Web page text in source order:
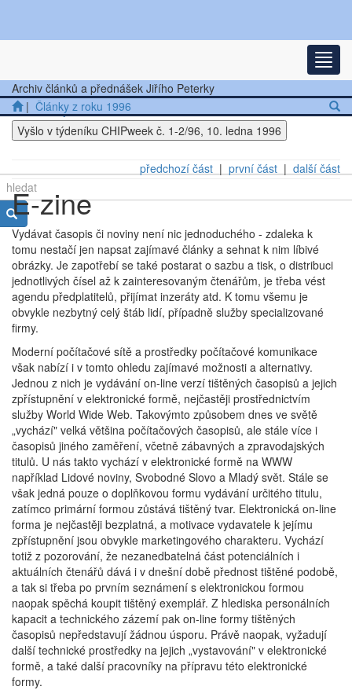
Nejnovější články
Další články
Přednášky
Ostatní
Archiv článků a přednášek Jiřího Peterky
| Články z roku 1996
Vyšlo v týdeníku CHIPweek č. 1-2/96, 10. ledna 1996
předchozí část | první část | další část
E-zine
Vydávat časopis či noviny není nic jednoduchého - zdaleka k
tomu nestačí jen napsat zajímavé články a sehnat k nim líbivé
obrázky. Je zapotřebí se také postarat o sazbu a tisk, o distribuci
jednotlivých čísel až k zainteresovaným čtenářům, je třeba vést
agendu předplatitelů, přijímat inzeráty atd. K tomu všemu je
obvykle nezbytný celý štáb lidí, případně služby specializované
firmy.
Moderní počítačové sítě a prostředky počítačové komunikace
však nabízí i v tomto ohledu zajímavé možnosti a alternativy.
Jednou z nich je vydávání on-line verzí tištěných časopisů a jejich
zpřístupnění v elektronické formě, nejčastěji prostřednictvím
služby World Wide Web. Takovýmto způsobem dnes ve světě
„vychází" velká většina počítačových časopisů, ale stále více i
časopisů jiného zaměření, včetně zábavných a zpravodajských
titulů. U nás takto vychází v elektronické formě na WWW
například Lidové noviny, Svobodné Slovo a Mladý svět. Stále se
však jedná pouze o doplňkovou formu vydávání určitého titulu,
zatímco primární formou zůstává tištěný tvar. Elektronická on-line
forma je nejčastěji bezplatná, a motivace vydavatele k jejímu
zpřístupnění jsou obvykle marketingového charakteru. Vychází
totiž z pozorování, že nezanedbatelná část potenciálních i
aktuálních čtenářů dává i v dnešní době přednost tištěné podobě,
a tak si třeba po prvním seznámení s elektronickou formou
naopak spěchá koupit tištěný exemplář. Z hlediska personálních
kapacit a technického zázemí pak on-line formy tištěných
časopisů nepředstavují žádnou úsporu. Právě naopak, vyžadují
další technické prostředky na jejich „vystavování" v elektronické
formě, a také další pracovníky na přípravu této elektronické
formy.